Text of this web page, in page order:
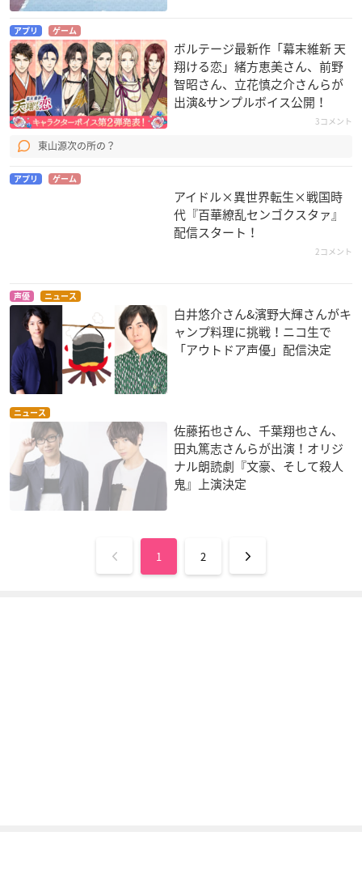
アプリ ゲーム
ボルテージ最新作「幕末維新 天
翔ける恋」緒方恵美さん、前野
智昭さん、立花慎之介さんらが
出演&サンプルボイス公開！
3コメント
東山源次の所の？
アプリ ゲーム
アイドル×異世界転生×戦国時
代『百華繚乱センゴクスタァ』
配信スタート！
2コメント
声優 ニュース
白井悠介さん&濱野大輝さんがキ
ャンプ料理に挑戦！ニコ生で
「アウトドア声優」配信決定
ニュース
佐藤拓也さん、千葉翔也さん、
田丸篤志さんらが出演！オリジ
ナル朗読劇『文豪、そして殺人
鬼』上演決定
1 2